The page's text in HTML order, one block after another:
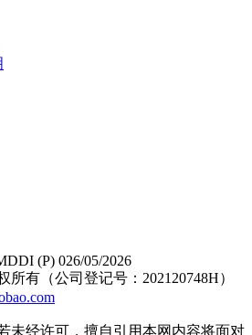
(P) 026/05/2026
有（公司登记号：202120748H）
未经许可，擅自引用本网内容将面对